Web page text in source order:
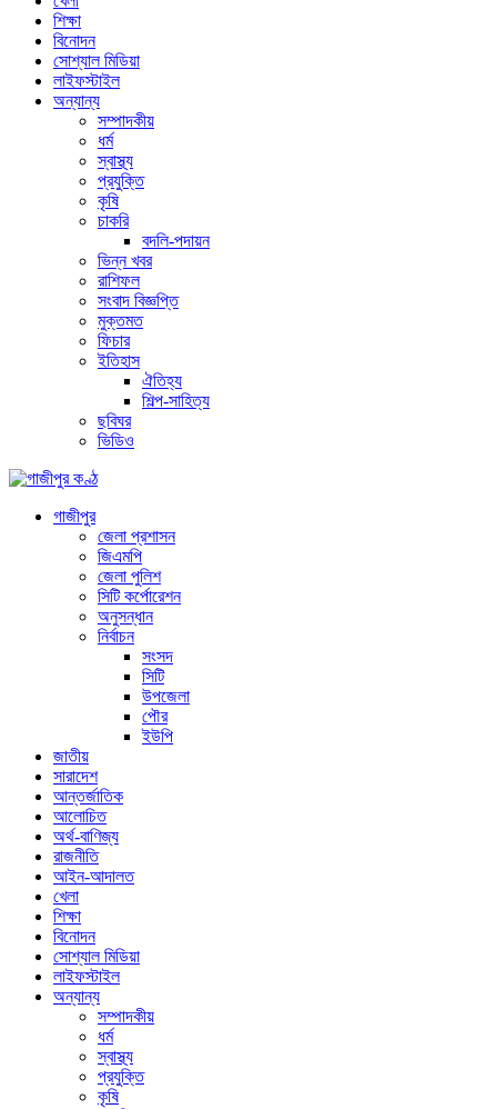
শিক্ষা
বিনোদন
সোশ্যাল মিডিয়া
লাইফস্টাইল
অন্যান্য
সম্পাদকীয়
ধর্ম
স্বাস্থ্য
প্রযুক্তি
কৃষি
চাকরি
বদলি-পদায়ন
ভিন্ন খবর
রাশিফল
সংবাদ বিজ্ঞপ্তি
মুক্তমত
ফিচার
ইতিহাস
ঐতিহ্য
শিল্প-সাহিত্য
ছবিঘর
ভিডিও
গাজীপুর
জেলা প্রশাসন
জিএমপি
জেলা পুলিশ
সিটি কর্পোরেশন
অনুসন্ধান
নির্বাচন
সংসদ
সিটি
উপজেলা
পৌর
ইউপি
জাতীয়
সারাদেশ
আন্তর্জাতিক
আলোচিত
অর্থ-বাণিজ্য
রাজনীতি
আইন-আদালত
খেলা
শিক্ষা
বিনোদন
সোশ্যাল মিডিয়া
লাইফস্টাইল
অন্যান্য
সম্পাদকীয়
ধর্ম
স্বাস্থ্য
প্রযুক্তি
কৃষি